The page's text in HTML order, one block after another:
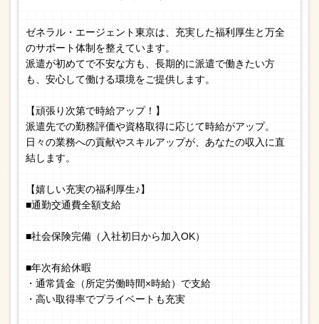
ゼネラル・エージェント東京は、充実した福利厚生と万全
のサポート体制を整えています。
派遣が初めてで不安な方も、長期的に派遣で働きたい方
も、安心して働ける環境をご提供します。
【頑張り次第で時給アップ！】
派遣先での勤務評価や資格取得に応じて時給がアップ。
日々の業務への貢献やスキルアップが、あなたの収入に直
結します。
【嬉しい充実の福利厚生♪】
■通勤交通費全額支給
■社会保険完備（入社初日から加入OK）
■年次有給休暇
・通常賃金（所定労働時間×時給）で支給
・高い取得率でプライベートも充実